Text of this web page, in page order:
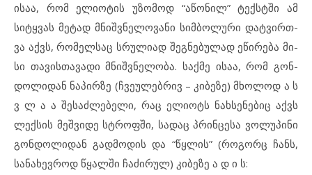
ისაა, რომ ელ­ი­ო­ტის უზ­ო­მოდ “აწ­ო­ნილ” ტექ­ს­ტ­ში ამ
სიტყ­ვას მე­ტად მნიშ­ვ­ნე­ლო­ვა­ნი სიმ­ბო­ლური დატ­ვირ­თ­
ვა აქვს, რო­მელ­საც სრუ­ლი­ად შეგ­ნე­ბუ­ლად ეწ­ი­რე­ბა მი­
სი თა­ვის­თა­ვადი მნიშ­ვ­ნე­ლო­ბა. საქ­მე ისაა, რომ გონ­
დო­ლი­დან ნა­პირ­ზე (ჩვე­უ­ლებ­რივ – კი­ბე­ზე) მხოლოდ ა ს
ვ ლ ა ა შე­საძ­ლე­ბე­ლი, რაც ელ­ი­ოტს ნახ­სე­ნე­ბიც აქვს
ლექ­სის მეშ­ვი­დე სტროფში, სა­დაც პრინ­ცე­სა ვო­ლუ­პი­ნი
გონ­დო­ლი­დან გად­მო­დის და “წყლის” (რო­გორც ჩანს,
სან­ა­ხევ­როდ წყალ­ში ჩა­ძი­რულ) კი­ბე­ზე ა დ ი ს: